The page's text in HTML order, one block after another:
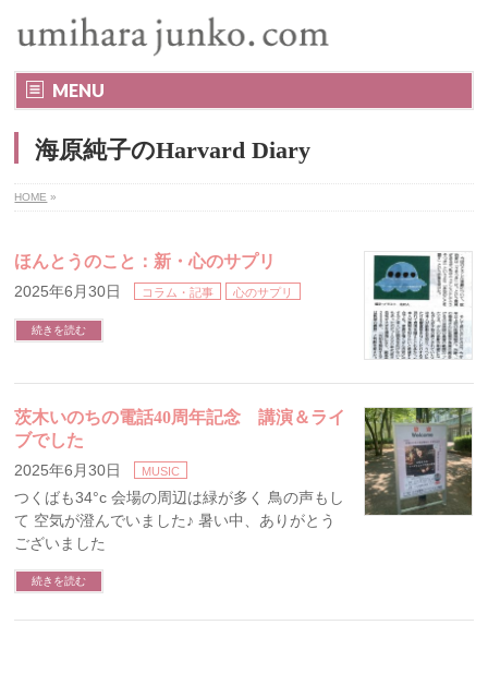
MENU
海原純子のHarvard Diary
HOME »
ほんとうのこと：新・心のサプリ
2025年6月30日 コラム・記事 心のサプリ
続きを読む
茨木いのちの電話40周年記念 講演＆ライ
ブでした
2025年6月30日 MUSIC
つくばも34°c 会場の周辺は緑が多く 鳥の声もし
て 空気が澄んでいました♪ 暑い中、ありがとう
ございました
続きを読む